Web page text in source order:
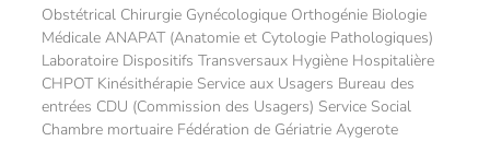
Obstétrical Chirurgie Gynécologique Orthogénie Biologie
Médicale ANAPAT (Anatomie et Cytologie Pathologiques)
Laboratoire Dispositifs Transversaux Hygiène Hospitalière
CHPOT Kinésithérapie Service aux Usagers Bureau des
entrées CDU (Commission des Usagers) Service Social
Chambre mortuaire Fédération de Gériatrie Aygerote